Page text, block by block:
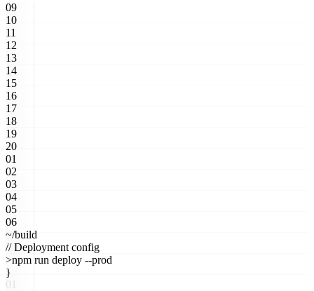
09
10
11
12
13
14
15
16
17
18
19
20
01
02
03
04
05
06
~/build
// Deployment config
>npm run deploy --prod
}
01